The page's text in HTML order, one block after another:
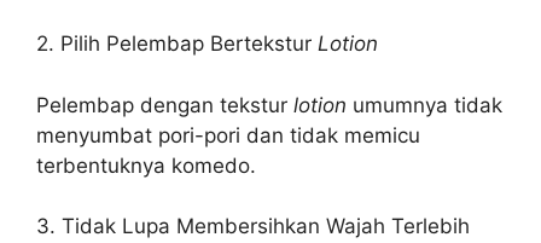
2. Pilih Pelembap Bertekstur Lotion
Pelembap dengan tekstur lotion umumnya tidak
menyumbat pori-pori dan tidak memicu
terbentuknya komedo.
3. Tidak Lupa Membersihkan Wajah Terlebih